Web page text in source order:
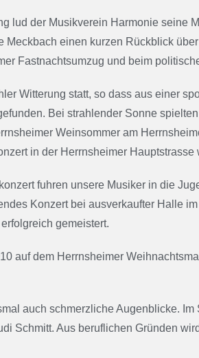
lud der Musikverein Harmonie seine
Meckbach einen kurzen Rückblick
Fastnachtsumzug und beim
Witterung statt, so dass aus einer
Bei strahlender Sonne
Weinsommer am
in der Herrnsheimer
fuhren unsere Musiker in die
Konzert bei ausverkaufter Halle
gemeistert.
auf dem Herrnsheimer
auch schmerzliche Augenblicke.
Schmitt. Aus beruflichen Gründen